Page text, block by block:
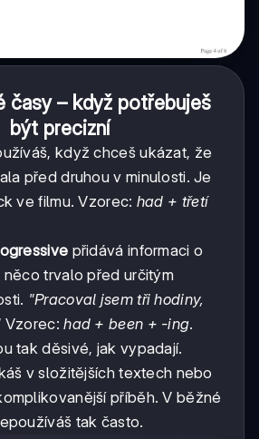
časy – když potřebuješ
být precizní
když chceš ukázat, že
před druhou v minulosti. Je
ve filmu. Vzorec: had + třetí
přidává informaci o
trvalo před určitým
"Pracoval jsem tři hodiny,
Vzorec:had + been + -ing.
tak děsivé, jak vypadají.
v složitějších textech nebo
příběh. V běžné
tak často.